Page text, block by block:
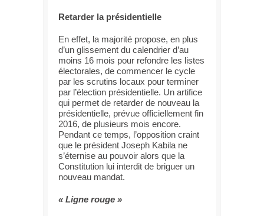
Retarder la présidentielle
En effet, la majorité propose, en plus
d’un glissement du calendrier d’au
moins 16 mois pour refondre les listes
électorales, de commencer le cycle
par les scrutins locaux pour terminer
par l’élection présidentielle. Un artifice
qui permet de retarder de nouveau la
présidentielle, prévue officiellement fin
2016, de plusieurs mois encore.
Pendant ce temps, l’opposition craint
que le président Joseph Kabila ne
s’éternise au pouvoir alors que la
Constitution lui interdit de briguer un
nouveau mandat.
« Ligne rouge »